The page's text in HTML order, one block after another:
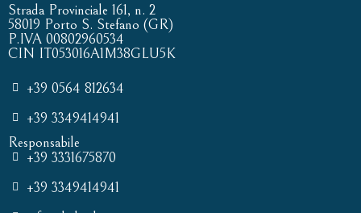
Strada Provinciale 161, n. 2
58019 Porto S. Stefano (GR)
P.IVA 00802960534
CIN IT053016A1M38GLU5K
+39 0564 812634
+39 3349414941
Responsabile
+39 3331675870
+39 3349414941